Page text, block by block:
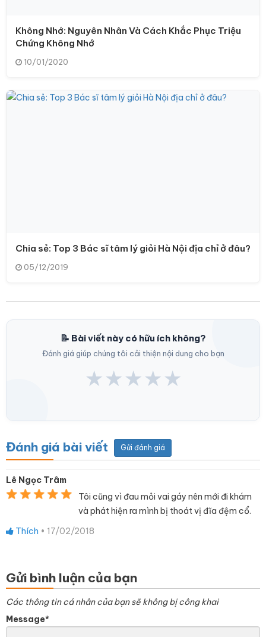
Không Nhớ: Nguyên Nhân Và Cách Khắc Phục Triệu
Chứng Không Nhớ
10/01/2020
Chia sẻ: Top 3 Bác sĩ tâm lý giỏi Hà Nội địa chỉ ở đâu?
05/12/2019
📝 Bài viết này có hữu ích không?
Đánh giá giúp chúng tôi cải thiện nội dung cho bạn
★★★★★
Đánh giá bài viết Gửi đánh giá
Lê Ngọc Trâm
Tôi cũng vì đau mỏi vai gáy nên mới đi khám
và phát hiện ra mình bị thoát vị đĩa đệm cổ.
Thích • 17/02/2018
Gửi bình luận của bạn
Các thông tin cá nhân của bạn sẽ không bị công khai
Message*